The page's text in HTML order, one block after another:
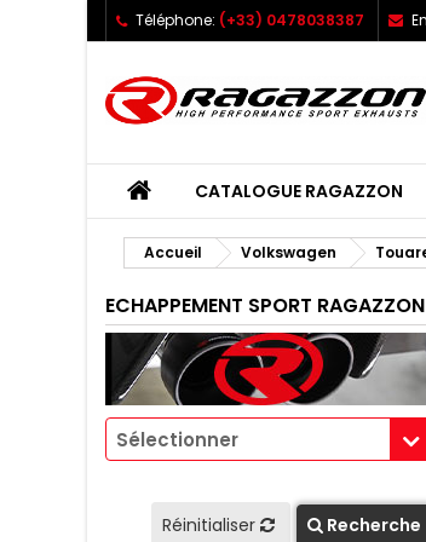
Téléphone: (+33) 0478038387
CATALOGUE RAGAZZON
Accueil Volkswagen
ECHAPPEMENT SPORT RAGAZZON
Sélectionner
Réinitialiser Recherche